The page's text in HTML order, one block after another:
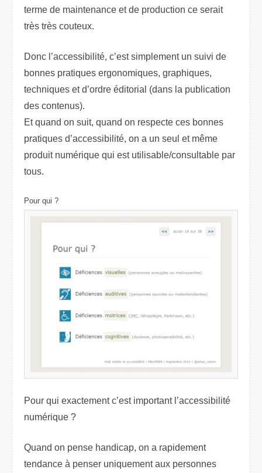
terme de maintenance et de production ce serait
très très couteux.
Donc l’accessibilité, c’est simplement un suivi de
bonnes pratiques ergonomiques, graphiques,
techniques et d’ordre éditorial (dans la publication
des contenus).
Et quand on suit, quand on respecte ces bonnes
pratiques d’accessibilité, on a un seul et même
produit numérique qui est utilisable/consultable par
tous.
Pour qui ?
Pour qui exactement c’est important l’accessibilité
numérique ?
Quand on pense handicap, on a rapidement
tendance à penser uniquement aux personnes